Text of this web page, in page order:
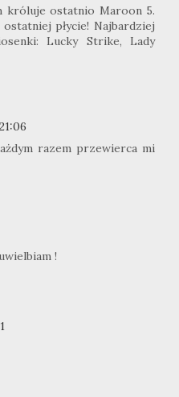
króluje ostatnio Maroon 5.
płycie! Najbardziej
Lucky Strike, Lady
razem przewierca mi
!